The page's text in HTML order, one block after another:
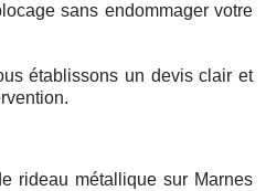
sans endommager votre
établissons un devis clair et
rideau métallique sur Marnes